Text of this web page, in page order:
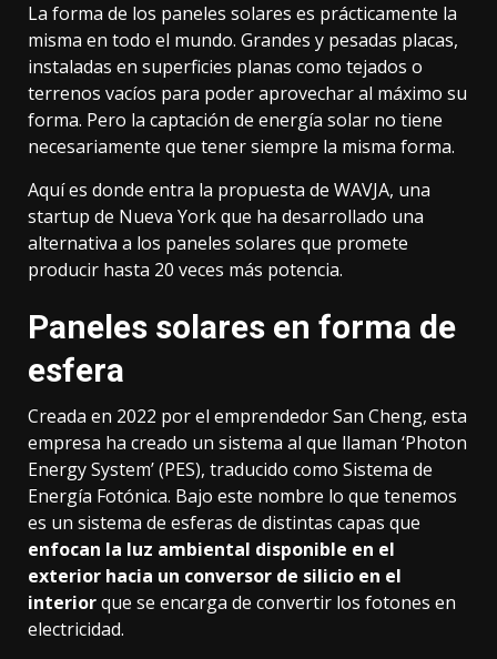
La forma de los paneles solares es prácticamente la
misma en todo el mundo. Grandes y pesadas placas,
instaladas en superficies planas como tejados o
terrenos vacíos para poder aprovechar al máximo su
forma. Pero la captación de energía solar no tiene
necesariamente que tener siempre la misma forma.
Aquí es donde entra la propuesta de WAVJA, una
startup de Nueva York que ha desarrollado una
alternativa a los paneles solares que promete
producir hasta 20 veces más potencia.
Paneles solares en forma de
esfera
Creada en 2022 por el emprendedor San Cheng, esta
empresa ha creado un sistema al que llaman ‘Photon
Energy System’ (PES), traducido como Sistema de
Energía Fotónica. Bajo este nombre lo que tenemos
es un sistema de esferas de distintas capas que
enfocan la luz ambiental disponible en el
exterior hacia un conversor de silicio en el
interiorque se encarga de convertir los fotones en
electricidad.